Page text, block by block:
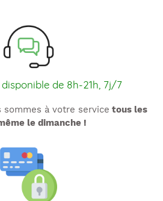
de 8h-21h, 7j/7
à votre service tous les
le dimanche !